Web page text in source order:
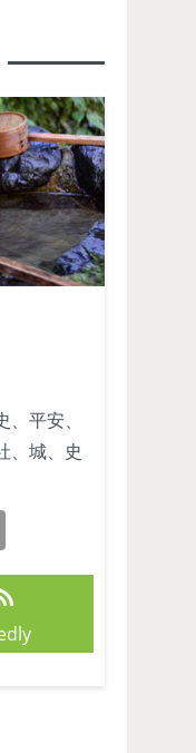
平安、
、城、史